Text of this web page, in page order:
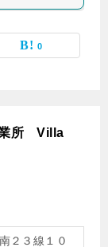
0
業所 Villa
２３線１０